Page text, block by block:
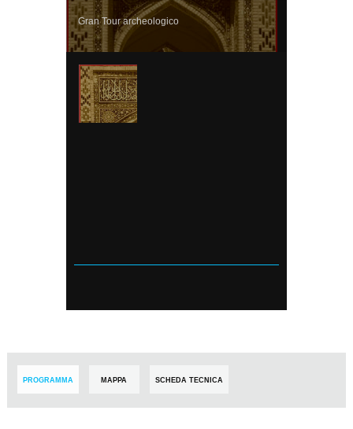
Gran Tour archeologico
PROGRAMMA MAPPA SCHEDA TECNICA